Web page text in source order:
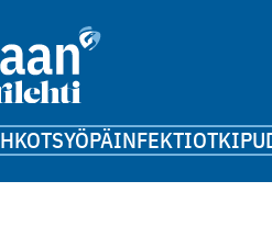
SYÖPÄINFEKTIOTKIPU